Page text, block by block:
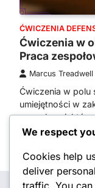
ĆWICZENIA
Ćwiczenia w
Praca
Marcus Treadwell
Ćwiczenia w polu
umiejętności w
zespołowej,
Posts
navigation
We respect
Cookies help
deliver